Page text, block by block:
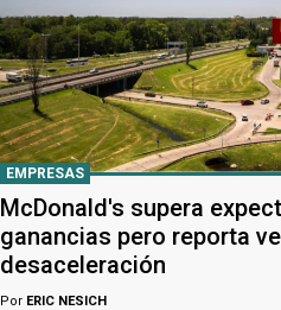
EMPRESAS
McDonald's supera
ganancias pero reporta
desaceleración
Por ERIC NESICH